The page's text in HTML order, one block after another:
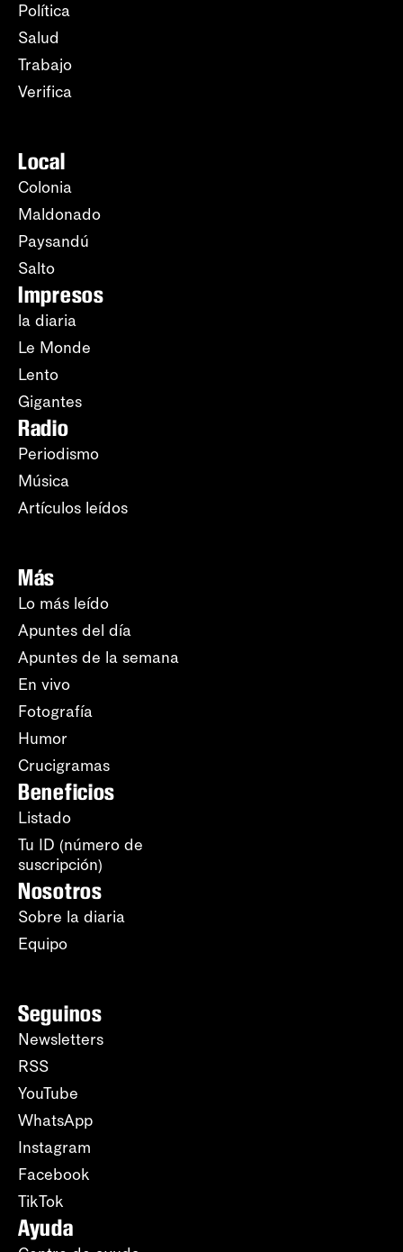
Política
Salud
Trabajo
Verifica
Local
Colonia
Maldonado
Paysandú
Salto
Impresos
la diaria
Le Monde
Lento
Gigantes
Radio
Periodismo
Música
Artículos leídos
Más
Lo más leído
Apuntes del día
Apuntes de la semana
En vivo
Fotografía
Humor
Crucigramas
Beneficios
Listado
Tu ID (número de
suscripción)
Nosotros
Sobre la diaria
Equipo
Seguinos
Newsletters
RSS
YouTube
WhatsApp
Instagram
Facebook
TikTok
Ayuda